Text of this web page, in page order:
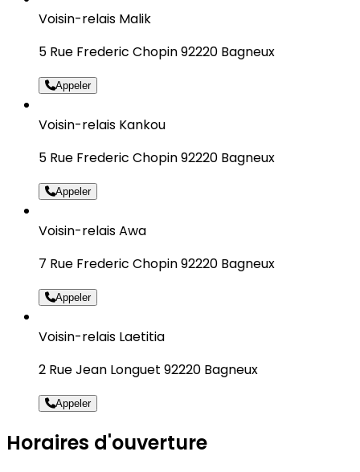
Voisin-relais Malik
5 Rue Frederic Chopin 92220 Bagneux
Appeler
Voisin-relais Kankou
5 Rue Frederic Chopin 92220 Bagneux
Appeler
Voisin-relais Awa
7 Rue Frederic Chopin 92220 Bagneux
Appeler
Voisin-relais Laetitia
2 Rue Jean Longuet 92220 Bagneux
Appeler
Horaires d'ouverture